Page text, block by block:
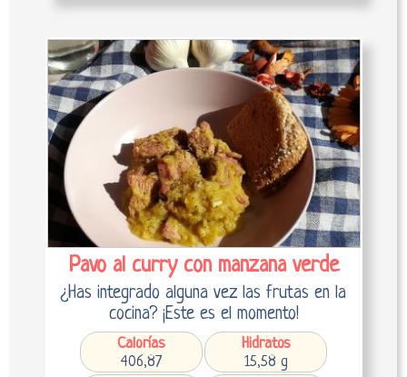
Pavo al curry con manzana verde
¿Has integrado alguna vez las frutas en la
cocina? ¡Este es el momento!
Calorías
406,87
Hidratos
15,58 g